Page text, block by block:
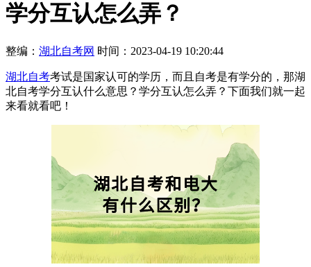
学分互认怎么弄？
整编： 湖北自考网 时间：2023-04-19 10:20:44
湖北自考考试是国家认可的学历，而且自考是有学分的，那湖
北自考学分互认什么意思？学分互认怎么弄？下面我们就一起
来看就看吧！